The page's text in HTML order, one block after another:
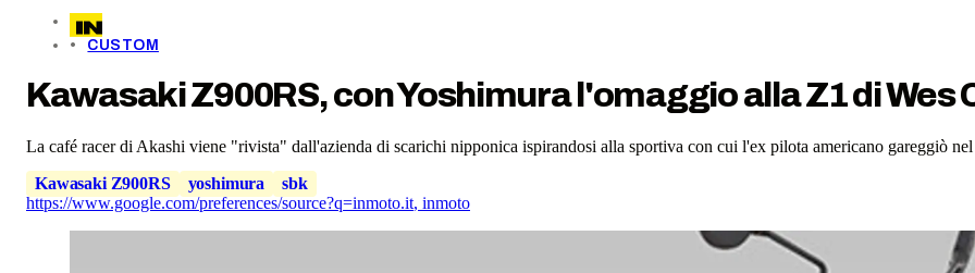
CUSTOM
Kawasaki Z900RS, con Yoshimura l'omaggio alla Z1 di Wes
La café racer di Akashi viene "rivista" dall'azienda di scarichi nipponica ispirandosi alla sportiva con cui l'ex pilota americano gareggiò
Kawasaki Z900RS
yoshimura
sbk
https://www.google.com/preferences/source?q=inmoto.it, inmoto